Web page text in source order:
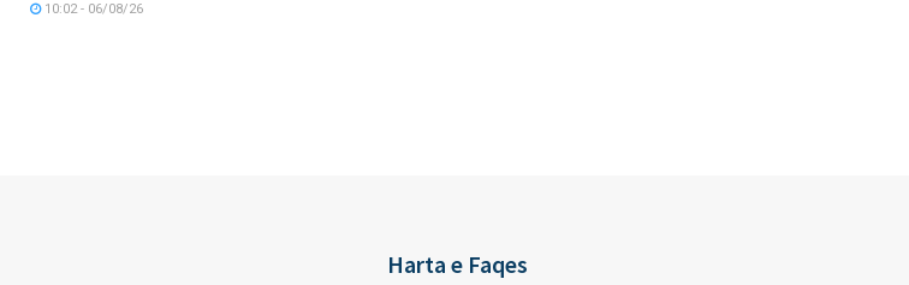
10:02 - 06/08/26
Harta e Faqes